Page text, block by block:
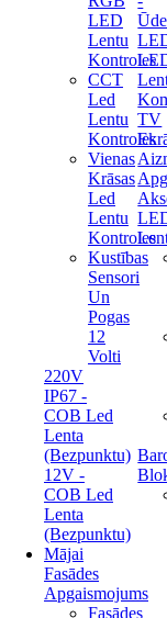
LED
Lentu
Kontroles
CCT
Led
Lentu
Kontroles
Vienas
Krāsas
Led
Lentu
Kontroles
Kustības
Sensori
Un
Pogas
12
Volti
220V
IP67 -
COB Led
Lenta
(Bezpunktu)
12V -
COB Led
Lenta
(Bezpunktu)
TV
Mājai
Fasādes
Apgaismojums
Fasādes